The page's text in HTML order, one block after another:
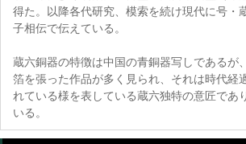
得た。以降各代研究、模索を続け現代に号・
子相伝で伝えている。
蔵六銅器の特徴は中国の青銅器写しであるが
箔を張った作品が多く見られ、それは時代経
れている様を表している蔵六独特の意匠であ
いる。